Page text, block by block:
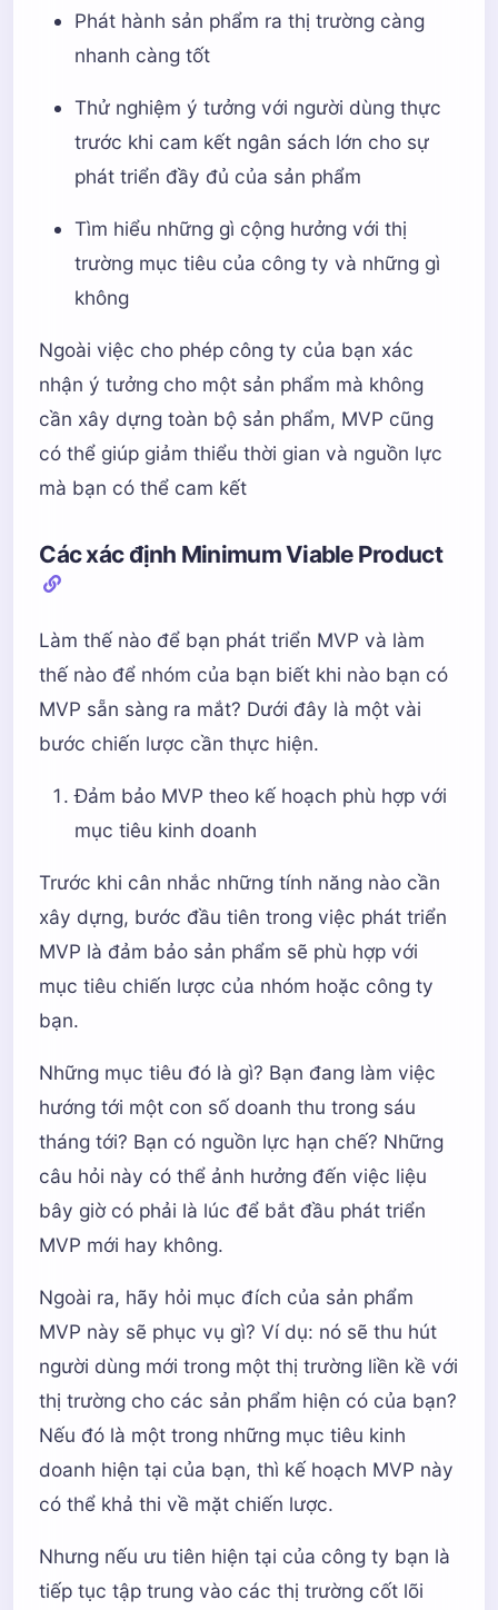
Phát hành sản phẩm ra thị trường càng
nhanh càng tốt
Thử nghiệm ý tưởng với người dùng thực
trước khi cam kết ngân sách lớn cho sự
phát triển đầy đủ của sản phẩm
Tìm hiểu những gì cộng hưởng với thị
trường mục tiêu của công ty và những gì
không
Ngoài việc cho phép công ty của bạn xác
nhận ý tưởng cho một sản phẩm mà không
cần xây dựng toàn bộ sản phẩm, MVP cũng
có thể giúp giảm thiểu thời gian và nguồn lực
mà bạn có thể cam kết
Các xác định Minimum Viable Product
Làm thế nào để bạn phát triển MVP và làm
thế nào để nhóm của bạn biết khi nào bạn có
MVP sẵn sàng ra mắt? Dưới đây là một vài
bước chiến lược cần thực hiện.
Đảm bảo MVP theo kế hoạch phù hợp với
mục tiêu kinh doanh
Trước khi cân nhắc những tính năng nào cần
xây dựng, bước đầu tiên trong việc phát triển
MVP là đảm bảo sản phẩm sẽ phù hợp với
mục tiêu chiến lược của nhóm hoặc công ty
bạn.
Những mục tiêu đó là gì? Bạn đang làm việc
hướng tới một con số doanh thu trong sáu
tháng tới? Bạn có nguồn lực hạn chế? Những
câu hỏi này có thể ảnh hưởng đến việc liệu
bây giờ có phải là lúc để bắt đầu phát triển
MVP mới hay không.
Ngoài ra, hãy hỏi mục đích của sản phẩm
MVP này sẽ phục vụ gì? Ví dụ: nó sẽ thu hút
người dùng mới trong một thị trường liền kề với
thị trường cho các sản phẩm hiện có của bạn?
Nếu đó là một trong những mục tiêu kinh
doanh hiện tại của bạn, thì kế hoạch MVP này
có thể khả thi về mặt chiến lược.
Nhưng nếu ưu tiên hiện tại của công ty bạn là
tiếp tục tập trung vào các thị trường cốt lõi